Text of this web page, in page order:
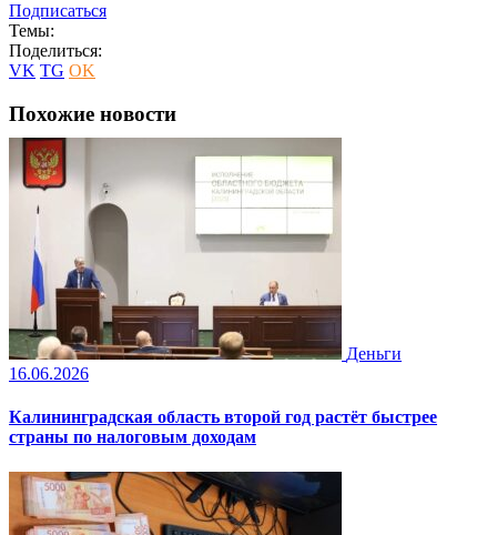
Подписаться
Темы:
Поделиться:
VK TG OK
Похожие новости
Деньги
16.06.2026
Калининградская область второй год растёт быстрее
страны по налоговым доходам